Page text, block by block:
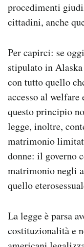
procedimenti
cittadini, anche
Per capirci: se
stipulato in
con tutto quello
accesso al
questo principio
legge, inoltre,
matrimonio
donne: il governo
matrimonio negli
quello
La legge è parsa
costituzionalità e